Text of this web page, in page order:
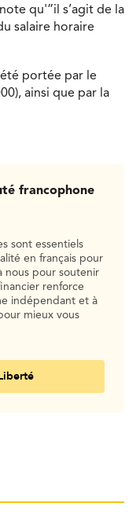
qu'”il s’agit de la
salaire horaire
été portée par le
ainsi que par la
francophone
sont essentiels
en français pour
nous pour soutenir
renforce
indépendant et à
mieux vous